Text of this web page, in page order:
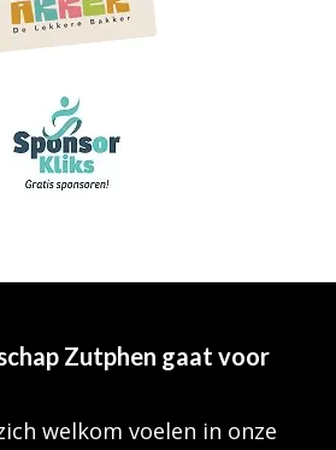
Zutphen gaat voor
welkom voelen in onze